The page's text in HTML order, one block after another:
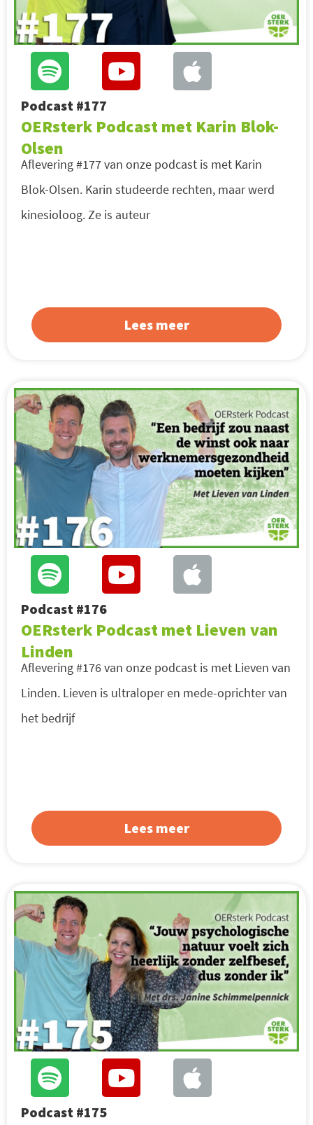
Podcast #177
OERsterk Podcast met Karin Blok-
Olsen
Aflevering #177 van onze podcast is met Karin
Blok-Olsen. Karin studeerde rechten, maar werd
kinesioloog. Ze is auteur
Lees meer
Podcast #176
OERsterk Podcast met Lieven van
Linden
Aflevering #176 van onze podcast is met Lieven van
Linden. Lieven is ultraloper en mede-oprichter van
het bedrijf
Lees meer
Podcast #175